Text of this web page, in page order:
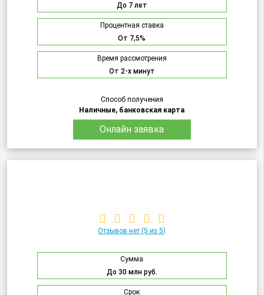
До 7 лет
Процентная ставка
От 7,5%
Время рассмотрения
От 2-х минут
Способ получения
Наличные, банковская карта
Онлайн заявка
Отзывов нет (5 из 5)
Сумма
До 30 млн руб.
Срок